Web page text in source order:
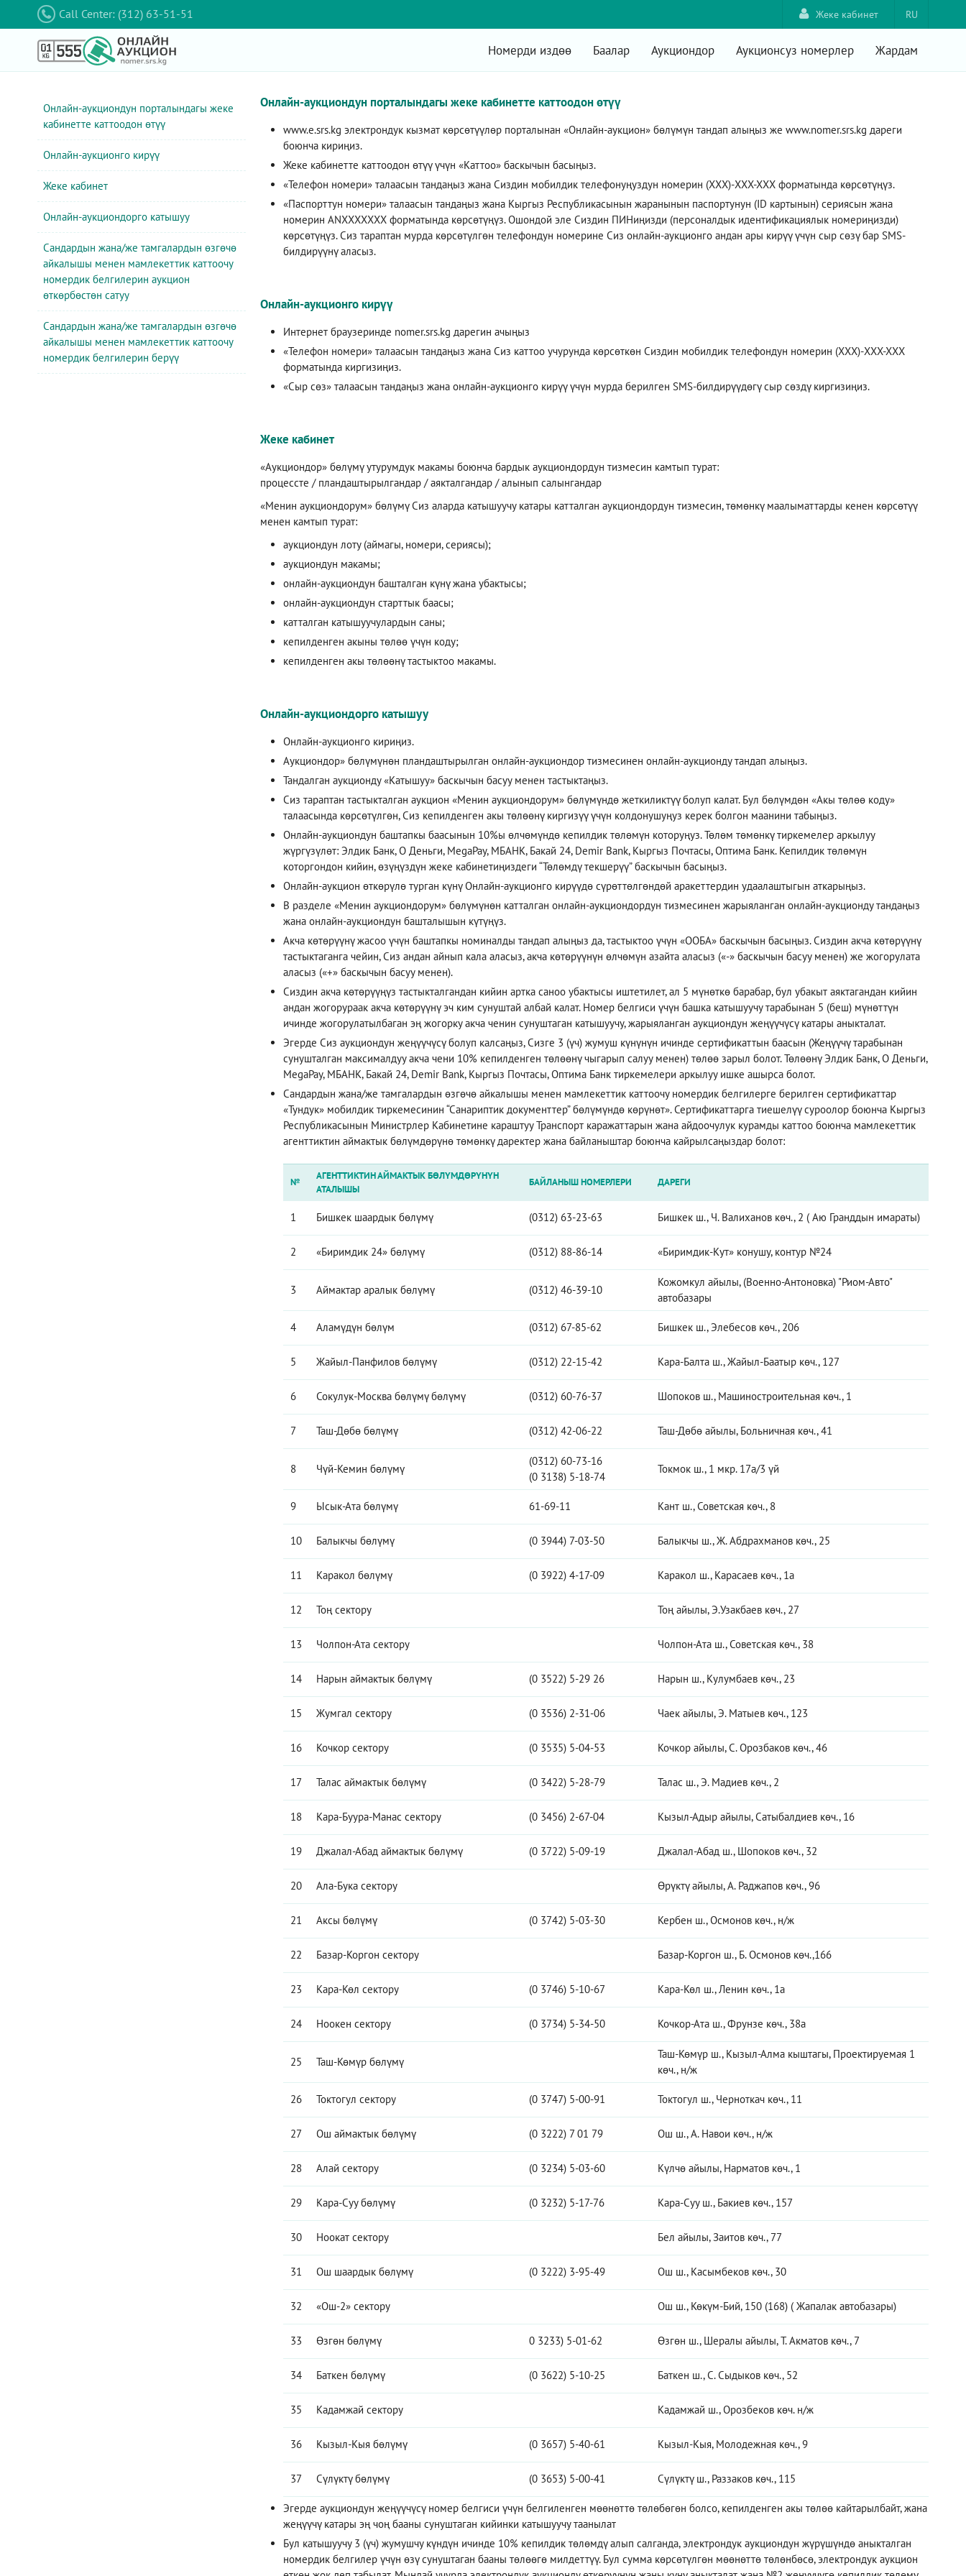
Call Center: (312) 63-51-51 RU
Жеке кабинет
Номерди издөө Баалар Аукциондор Аукционсуз номерлер Жардам
Онлайн-аукциондун порталындагы жеке
кабинетте каттоодон өтүү
Онлайн-аукционго кирүү
Жеке кабинет
Онлайн-аукциондорго катышуу
Сандардын жана/же тамгалардын өзгөчө
айкалышы менен мамлекеттик каттоочу
номердик белгилерин аукцион
өткөрбөстөн сатуу
Сандардын жана/же тамгалардын өзгөчө
айкалышы менен мамлекеттик каттоочу
номердик белгилерин берүү
Онлайн-аукциондун порталындагы жеке кабинетте каттоодон өтүү
www.e.srs.kg электрондук кызмат көрсөтүүлөр порталынан «Онлайн-аукцион» бөлүмүн тандап алыңыз же www.nomer.srs.kg дареги
боюнча кириңиз.
Жеке кабинетте каттоодон өтүү үчүн «Каттоо» баскычын басыңыз.
«Телефон номери» талаасын тандаңыз жана Сиздин мобилдик телефонуңуздун номерин (XXX)-XXX-XXX форматында көрсөтүңүз.
«Паспорттун номери» талаасын тандаңыз жана Кыргыз Республикасынын жаранынын паспортунун (ID картынын) сериясын жана
номерин ANXXXXXXX форматында көрсөтүңүз. Ошондой эле Сиздин ПИНиңизди (персоналдык идентификациялык номериңизди)
көрсөтүңүз. Сиз тараптан мурда көрсөтүлгөн телефондун номерине Сиз онлайн-аукционго андан ары кирүү үчүн сыр сөзү бар SMS-
билдирүүнү аласыз.
Онлайн-аукционго кирүү
Интернет браузеринде nomer.srs.kg дарегин ачыңыз
«Телефон номери» талаасын тандаңыз жана Сиз каттоо учурунда көрсөткөн Сиздин мобилдик телефондун номерин (XXX)-XXX-XXX
форматында киргизиңиз.
«Сыр сөз» талаасын тандаңыз жана онлайн-аукционго кирүү үчүн мурда берилген SMS-билдирүүдөгү сыр сөздү киргизиңиз.
Жеке кабинет
«Аукциондор» бөлүмү утурумдук макамы боюнча бардык аукциондордун тизмесин камтып турат:
процессте / пландаштырылгандар / аякталгандар / алынып салынгандар
«Менин аукциондорум» бөлүмү Сиз аларда катышуучу катары катталган аукциондордун тизмесин, төмөнкү маалыматтарды кенен көрсөтүү
менен камтып турат:
аукциондун лоту (аймагы, номери, сериясы);
аукциондун макамы;
онлайн-аукциондун башталган күнү жана убактысы;
онлайн-аукциондун старттык баасы;
катталган катышуучулардын саны;
кепилденген акыны төлөө үчүн коду;
кепилденген акы төлөөнү тастыктоо макамы.
Онлайн-аукциондорго катышуу
Онлайн-аукционго кириңиз.
Аукциондор» бөлүмүнөн пландаштырылган онлайн-аукциондор тизмесинен онлайн-аукционду тандап алыңыз.
Тандалган аукционду «Катышуу» баскычын басуу менен тастыктаңыз.
Сиз тараптан тастыкталган аукцион «Менин аукциондорум» бөлүмүндө жеткиликтүү болуп калат. Бул бөлүмдөн «Акы төлөө коду»
талаасында көрсөтүлгөн, Сиз кепилденген акы төлөөнү киргизүү үчүн колдонушуңуз керек болгон маанини табыңыз.
Онлайн-аукциондун баштапкы баасынын 10%ы өлчөмүндө кепилдик төлөмүн которуңуз. Төлөм төмөнкү тиркемелер аркылуу
жүргүзүлөт: Элдик Банк, О Деньги, MegaPay, МБАНК, Бакай 24, Demir Bank, Кыргыз Почтасы, Оптима Банк. Кепилдик төлөмүн
которгондон кийин, өзүңүздүн жеке кабинетиңиздеги “Төлөмдү текшерүү” баскычын басыңыз.
Онлайн-аукцион өткөрүлө турган күнүОнлайн-аукционго кирүүдө сүрөттөлгөндөй аракеттердин удаалаштыгын аткарыңыз.
В разделе «Менин аукциондорум» бөлүмүнөн катталган онлайн-аукциондордун тизмесинен жарыяланган онлайн-аукционду тандаңыз
жана онлайн-аукциондун башталышын күтүңүз.
Акча көтөрүүнү жасоо үчүн баштапкы номиналды тандап алыңыз да, тастыктоо үчүн «ООБА» баскычын басыңыз. Сиздин акча көтөрүүнү
тастыктаганга чейин, Сиз андан айнып кала аласыз, акча көтөрүүнүн өлчөмүн азайта аласыз («-» баскычын басуу менен) же жогорулата
аласыз («+» баскычын басуу менен).
Сиздин акча көтөрүүңүз тастыкталгандан кийин артка саноо убактысы иштетилет, ал 5 мүнөткө барабар, бул убакыт аяктагандан кийин
андан жогорураак акча көтөрүүнү эч ким сунуштай албай калат. Номер белгиси үчүн башка катышуучу тарабынан 5 (беш) мүнөттүн
ичинде жогорулатылбаган эң жогорку акча ченин сунуштаган катышуучу, жарыяланган аукциондун жеңүүчүсү катары аныкталат.
Эгерде Сиз аукциондун жеңүүчүсү болуп калсаңыз, Сизге 3 (үч) жумуш күнүнүн ичинде сертификаттын баасын (Жеңүүчү тарабынан
сунушталган максималдуу акча чени 10% кепилденген төлөөнү чыгарып салуу менен) төлөө зарыл болот. Төлөөнү Элдик Банк, О Деньги,
MegaPay, МБАНК, Бакай 24, Demir Bank, Кыргыз Почтасы, Оптима Банк тиркемелери аркылуу ишке ашырса болот.
Сандардын жана/же тамгалардын өзгөчө айкалышы менен мамлекеттик каттоочу номердик белгилерге берилген сертификаттар
«Тундук» мобилдик тиркемесинин “Санариптик документтер” бөлүмүндө көрүнөт». Сертификаттарга тиешелүү суроолор боюнча Кыргыз
Республикасынын Министрлер Кабинетине караштуу Транспорт каражаттарын жана айдоочулук курамды каттоо боюнча мамлекеттик
агенттиктин аймактык бөлүмдөрүнө төмөнкү даректер жана байланыштар боюнча кайрылсаңыздар болот:
№
АГЕНТТИКТИН АЙМАКТЫК БӨЛҮМДӨРҮНҮН
АТАЛЫШЫ
БАЙЛАНЫШ НОМЕРЛЕРИ ДАРЕГИ
1 Бишкек шаардык бөлүмү (0312) 63-23-63 Бишкек ш., Ч. Валиханов көч., 2 ( Аю Гранддын имараты)
2 «Биримдик 24» бөлүмү (0312) 88-86-14 «Биримдик-Кут» конушу, контур №24
3 Аймактар аралык бөлүмү (0312) 46-39-10
Кожомкул айылы, (Военно-Антоновка) "Риом-Авто"
автобазары
4 Аламүдүн бөлүм (0312) 67-85-62 Бишкек ш., Элебесов көч., 206
5 Жайыл-Панфилов бөлүмү (0312) 22-15-42 Кара-Балта ш., Жайыл-Баатыр көч., 127
6 Сокулук-Москва бөлүмү бөлүмү (0312) 60-76-37 Шопоков ш., Машиностроительная көч., 1
7 Таш-Дөбө бөлүмү (0312) 42-06-22 Таш-Дөбө айылы, Больничная көч., 41
8 Чүй-Кемин бөлүмү
(0312) 60-73-16
(0 3138) 5-18-74
Токмок ш., 1 мкр. 17а/3 үй
9 Ысык-Ата бөлүмү 61-69-11 Кант ш., Советская көч., 8
10 Балыкчы бөлүмү (0 3944) 7-03-50 Балыкчы ш., Ж. Абдрахманов көч., 25
11 Каракол бөлүмү (0 3922) 4-17-09 Каракол ш., Карасаев көч., 1а
12 Тоң сектору Тоң айылы, Э.Узакбаев көч., 27
13 Чолпон-Ата сектору Чолпон-Ата ш., Советская көч., 38
14 Нарын аймактык бөлүмү (0 3522) 5-29 26 Нарын ш., Кулумбаев көч., 23
15 Жумгал сектору (0 3536) 2-31-06 Чаек айылы, Э. Матыев көч., 123
16 Кочкор сектору (0 3535) 5-04-53 Кочкор айылы, С. Орозбаков көч., 46
17 Талас аймактык бөлүмү (0 3422) 5-28-79 Талас ш., Э. Мадиев көч., 2
18 Кара-Буура-Манас сектору (0 3456) 2-67-04 Кызыл-Адыр айылы, Сатыбалдиев көч., 16
19 Джалал-Абад аймактык бөлүмү (0 3722) 5-09-19 Джалал-Абад ш., Шопоков көч., 32
20 Ала-Бука сектору Өрүктү айылы, А. Раджапов көч., 96
21 Аксы бөлүмү (0 3742) 5-03-30 Кербен ш., Осмонов көч., н/ж
22 Базар-Коргон сектору Базар-Коргон ш., Б. Осмонов көч.,166
23 Кара-Көл сектору (0 3746) 5-10-67 Кара-Көл ш., Ленин көч., 1а
24 Ноокен сектору (0 3734) 5-34-50 Кочкор-Ата ш., Фрунзе көч., 38а
25 Таш-Көмүр бөлүмү
Таш-Көмүр ш., Кызыл-Алма кыштагы, Проектируемая 1
көч., н/ж
26 Токтогул сектору (0 3747) 5-00-91 Токтогул ш., Черноткач көч., 11
27 Ош аймактык бөлүмү (0 3222) 7 01 79 Ош ш., А. Навои көч., н/ж
28 Алай сектору (0 3234) 5-03-60 Күлчө айылы, Нарматов көч., 1
29 Кара-Суу бөлүмү (0 3232) 5-17-76 Кара-Суу ш., Бакиев көч., 157
30 Ноокат сектору Бел айылы, Заитов көч., 77
31 Ош шаардык бөлүмү (0 3222) 3-95-49 Ош ш., Касымбеков көч., 30
32 «Ош-2» сектору Ош ш., Көкүм-Бий, 150 (168) ( Жапалак автобазары)
33 Өзгөн бөлүмү 0 3233) 5-01-62 Өзгөн ш., Шералы айылы, Т. Акматов көч., 7
34 Баткен бөлүмү (0 3622) 5-10-25 Баткен ш., C. Сыдыков көч., 52
35 Кадамжай сектору Кадамжай ш., Орозбеков көч. н/ж
36 Кызыл-Кыя бөлүмү (0 3657) 5-40-61 Кызыл-Кыя, Молодежная көч., 9
37 Сүлүктү бөлүмү (0 3653) 5-00-41 Сүлүктү ш., Раззаков көч., 115
Эгерде аукциондун жеңүүчүсү номер белгиси үчүн белгиленген мөөнөттө төлөбөгөн болсо, кепилденген акы төлөө кайтарылбайт, жана
жеңүүчү катары эң чоң бааны сунуштаган кийинки катышуучу таанылат
Бул катышуучу 3 (үч) жумушчу күндүн ичинде 10% кепилдик төлөмдү алып салганда, электрондук аукциондун жүрүшүндө аныкталган
номердик белгилер үчүн өзү сунуштаган бааны төлөөгө милдеттүү. Бул сумма көрсөтүлгөн мөөнөттө төлөнбөсө, электрондук аукцион